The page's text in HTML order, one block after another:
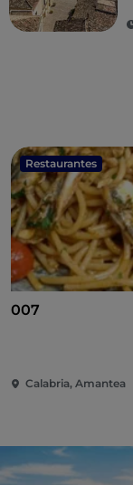
Restaurantes
007
Calabria, Amantea